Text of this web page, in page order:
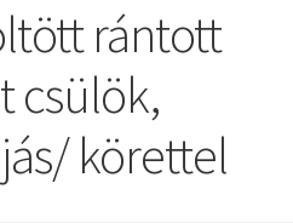
rántott
csülök,
körettel